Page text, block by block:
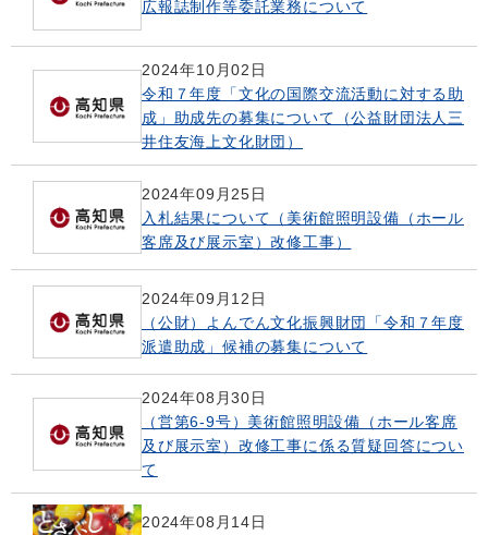
広報誌制作等委託業務について
2024年10月02日
令和７年度「文化の国際交流活動に対する助
成」助成先の募集について（公益財団法人三
井住友海上文化財団）
2024年09月25日
入札結果について（美術館照明設備（ホール
客席及び展示室）改修工事）
2024年09月12日
（公財）よんでん文化振興財団「令和７年度
派遣助成」候補の募集について
2024年08月30日
（営第6-9号）美術館照明設備（ホール客席
及び展示室）改修工事に係る質疑回答につい
て
2024年08月14日